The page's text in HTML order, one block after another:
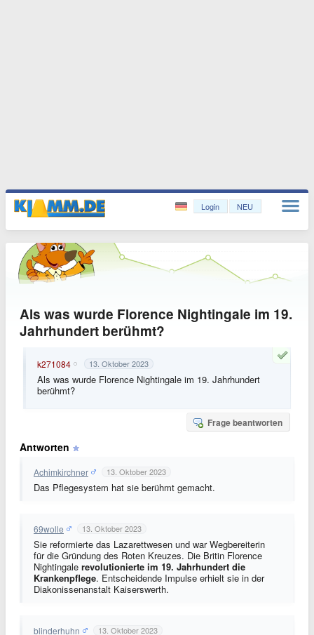
Login NEU
Als was wurde Florence Nightingale im 19.
Jahrhundert berühmt?
k271084 13. Oktober 2023
Als was wurde Florence Nightingale im 19. Jahrhundert
berühmt?
Frage beantworten
Antworten
Achimkirchner 13. Oktober 2023
Das Pflegesystem hat sie berühmt gemacht.
69wolle 13. Oktober 2023
Sie reformierte das Lazarettwesen und war Wegbereiterin
für die Gründung des Roten Kreuzes. Die Britin Florence
Nightingale revolutionierte im 19. Jahrhundert die
Krankenpflege. Entscheidende Impulse erhielt sie in der
Diakonissenanstalt Kaiserswerth.
blinderhuhn 13. Oktober 2023